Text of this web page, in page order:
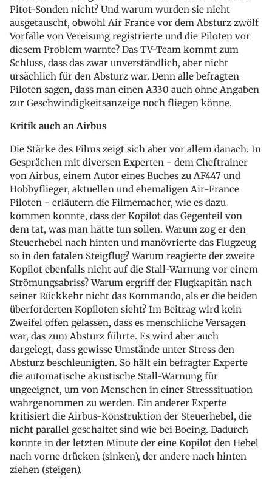
Pitot-Sonden nicht? Und warum wurden sie nicht
ausgetauscht, obwohl Air France vor dem Absturz zwölf
Vorfälle von Vereisung registrierte und die Piloten vor
diesem Problem warnte? Das TV-Team kommt zum
Schluss, dass das zwar unverständlich, aber nicht
ursächlich für den Absturz war. Denn alle befragten
Piloten sagen, dass man einen A330 auch ohne Angaben
zur Geschwindigkeitsanzeige noch fliegen könne.
Kritik auch an Airbus
Die Stärke des Films zeigt sich aber vor allem danach. In
Gesprächen mit diversen Experten - dem Cheftrainer
von Airbus, einem Autor eines Buches zu AF447 und
Hobbyflieger, aktuellen und ehemaligen Air-France
Piloten - erläutern die Filmemacher, wie es dazu
kommen konnte, dass der Kopilot das Gegenteil von
dem tat, was man hätte tun sollen. Warum zog er den
Steuerhebel nach hinten und manövrierte das Flugzeug
so in den fatalen Steigflug? Warum reagierte der zweite
Kopilot ebenfalls nicht auf die Stall-Warnung vor einem
Strömungsabriss? Warum ergriff der Flugkapitän nach
seiner Rückkehr nicht das Kommando, als er die beiden
überforderten Kopiloten sieht? Im Beitrag wird kein
Zweifel offen gelassen, dass es menschliche Versagen
war, das zum Absturz führte. Es wird aber auch
dargelegt, dass gewisse Umstände unter Stress den
Absturz beschleunigten. So hält ein befragter Experte
die automatische akustische Stall-Warnung für
ungeeignet, um von Menschen in einer Stresssituation
wahrgenommen zu werden. Ein anderer Experte
kritisiert die Airbus-Konstruktion der Steuerhebel, die
nicht parallel geschaltet sind wie bei Boeing. Dadurch
konnte in der letzten Minute der eine Kopilot den Hebel
nach vorne drücken (sinken), der andere nach hinten
ziehen (steigen).